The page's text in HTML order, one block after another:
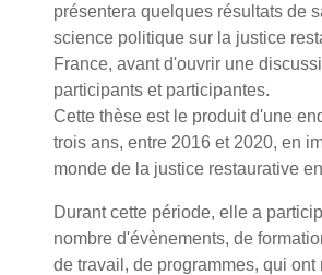
présentera quelques résultats de
science politique sur la justice
France, avant d'ouvrir une
participants et participantes.
Cette thèse est le produit d'une
trois ans, entre 2016 et 2020, en
monde de la justice restaurative
Durant cette période, elle a
nombre d'évènements, de
de travail, de programmes, qui ont